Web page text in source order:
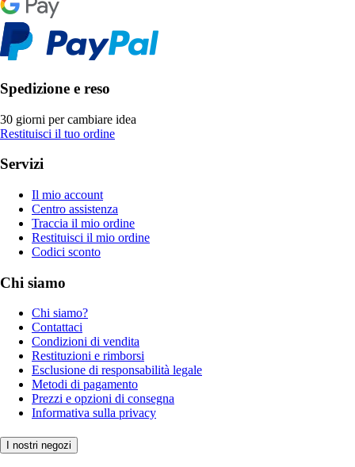
Spedizione e reso
30 giorni per cambiare idea
Restituisci il tuo ordine
Servizi
Il mio account
Centro assistenza
Traccia il mio ordine
Restituisci il mio ordine
Codici sconto
Chi siamo
Chi siamo?
Contattaci
Condizioni di vendita
Restituzioni e rimborsi
Esclusione di responsabilità legale
Metodi di pagamento
Prezzi e opzioni di consegna
Informativa sulla privacy
I nostri negozi